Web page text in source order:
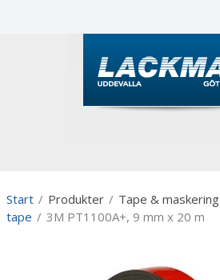
Start / Produkter / Tape & maskering
tape / 3M PT1100A+, 9 mm x 20 m